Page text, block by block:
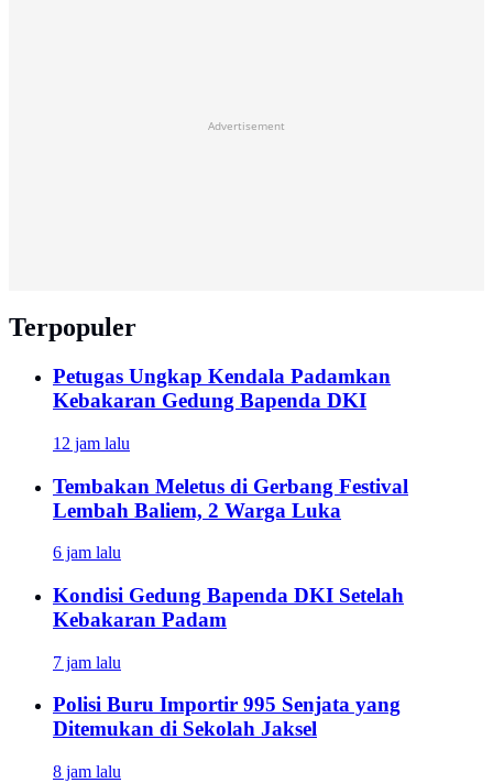
Advertisement
Terpopuler
Petugas Ungkap Kendala Padamkan
Kebakaran Gedung Bapenda DKI
12 jam lalu
Tembakan Meletus di Gerbang Festival
Lembah Baliem, 2 Warga Luka
6 jam lalu
Kondisi Gedung Bapenda DKI Setelah
Kebakaran Padam
7 jam lalu
Polisi Buru Importir 995 Senjata yang
Ditemukan di Sekolah Jaksel
8 jam lalu